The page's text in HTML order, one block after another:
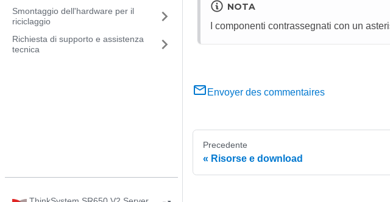
Smontaggio dell'hardware per il
riciclaggio
Richiesta di supporto e assistenza
tecnica
NOTA
I componenti contrassegnati con un
Envoyer des commentaires
Precedente
Risorse e download